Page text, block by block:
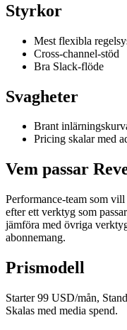
Styrkor
Mest flexibla
Cross-channel-stöd
Bra Slack-flöde
Svagheter
Brant
Pricing skalar med
Vem passar
Performance-team som
efter ett verktyg som
jämföra med övriga
abonnemang.
Prismodell
Starter 99 USD/mån,
Skalas med media spend.